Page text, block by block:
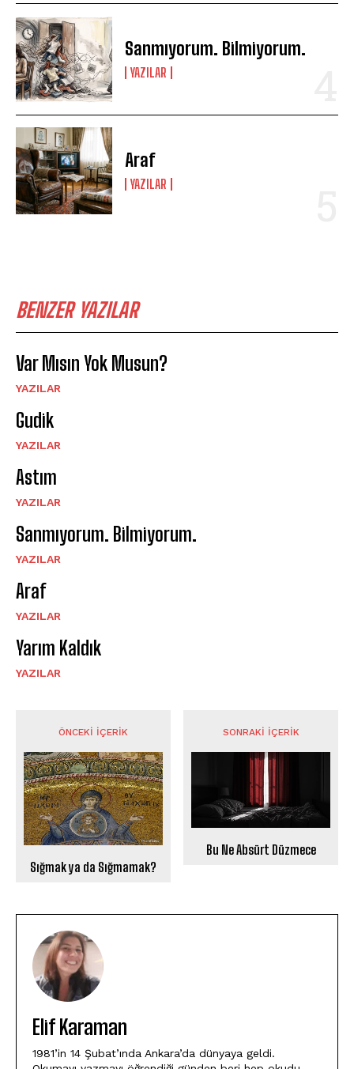
Sanmıyorum. Bilmiyorum.
YAZILAR
Araf
YAZILAR
BENZER YAZILAR
Var Mısın Yok Musun?
YAZILAR
Gudik
YAZILAR
Astım
YAZILAR
Sanmıyorum. Bilmiyorum.
YAZILAR
Araf
YAZILAR
Yarım Kaldık
YAZILAR
ÖNCEKI İÇERIK
Sığmak ya da Sığmamak?
SONRAKI İÇERIK
Bu Ne Absürt Düzmece
Elif Karaman
1981’in 14 Şubat’ında Ankara’da dünyaya geldi.